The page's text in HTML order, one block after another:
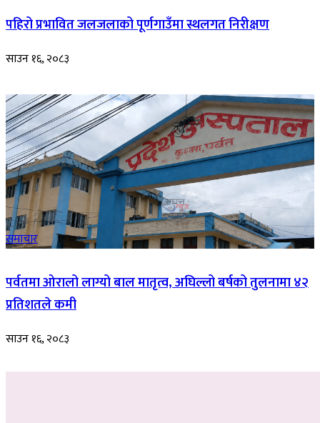
पहिरो प्रभावित जलजलाको पूर्णगाउँमा स्थलगत निरीक्षण
साउन १६, २०८३
समाचार
पर्वतमा ओरालो लाग्यो बाल मातृत्व, अघिल्लो बर्षको तुलनामा ४२
प्रतिशतले कमी
साउन १६, २०८३